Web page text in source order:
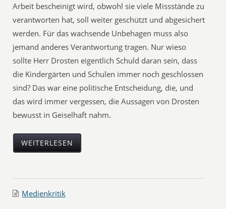
Arbeit bescheinigt wird, obwohl sie viele Missstände zu
verantworten hat, soll weiter geschützt und abgesichert
werden. Für das wachsende Unbehagen muss also
jemand anderes Verantwortung tragen. Nur wieso
sollte Herr Drosten eigentlich Schuld daran sein, dass
die Kindergärten und Schulen immer noch geschlossen
sind? Das war eine politische Entscheidung, die, und
das wird immer vergessen, die Aussagen von Drosten
bewusst in Geiselhaft nahm.
WEITERLESEN
Medienkritik